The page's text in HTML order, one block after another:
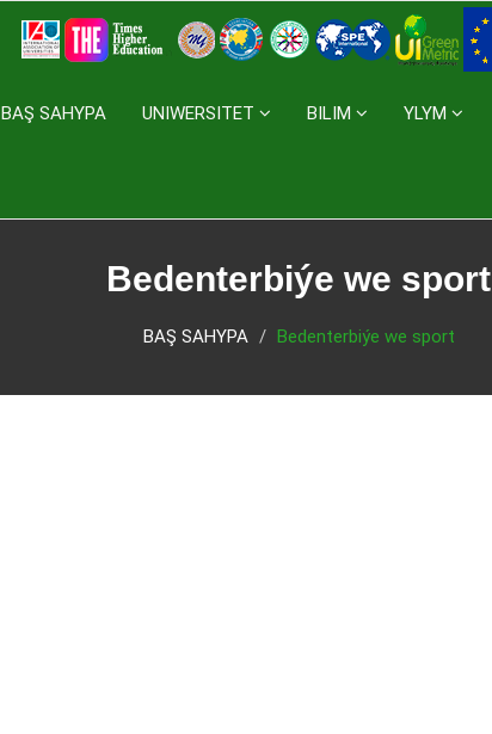
BAŞ SAHYPA UNIWERSITET BILIM YLYM
Bedenterbiýe we sport
BAŞ SAHYPA Bedenterbiýe we sport